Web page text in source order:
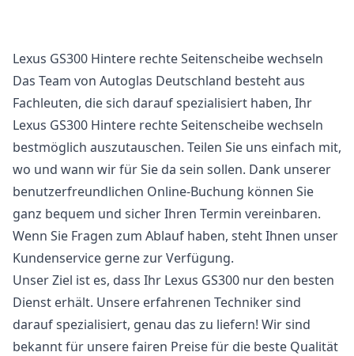
Lexus GS300 Hintere rechte Seitenscheibe wechseln
Das Team von Autoglas Deutschland besteht aus
Fachleuten, die sich darauf spezialisiert haben, Ihr
Lexus GS300 Hintere rechte Seitenscheibe wechseln
bestmöglich auszutauschen. Teilen Sie uns einfach mit,
wo und wann wir für Sie da sein sollen. Dank unserer
benutzerfreundlichen Online-Buchung können Sie
ganz bequem und sicher Ihren Termin vereinbaren.
Wenn Sie Fragen zum Ablauf haben, steht Ihnen unser
Kundenservice gerne zur Verfügung.
Unser Ziel ist es, dass Ihr Lexus GS300 nur den besten
Dienst erhält. Unsere erfahrenen Techniker sind
darauf spezialisiert, genau das zu liefern! Wir sind
bekannt für unsere fairen Preise für die beste Qualität